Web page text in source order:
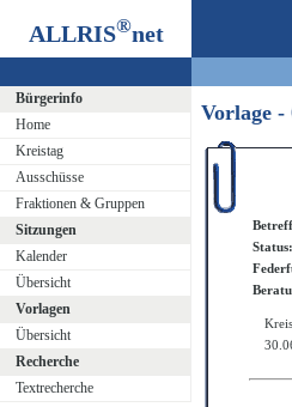
ALLRIS®net
Bürgerinfo
Home
Kreistag
Ausschüsse
Fraktionen & Gruppen
Sitzungen
Kalender
Übersicht
Vorlagen
Übersicht
Recherche
Textrecherche
Vorlage -
Status: